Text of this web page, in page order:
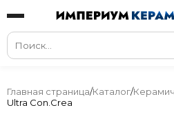
Главная страница/Каталог/
Ultra Con.Crea